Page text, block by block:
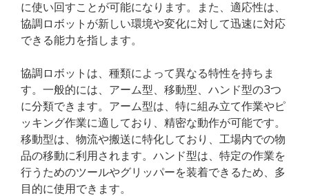
に使い回すことが可能になります。また、適応性は、
協調ロボットが新しい環境や変化に対して迅速に対応
できる能力を指します。
協調ロボットは、種類によって異なる特性を持ちま
す。一般的には、アーム型、移動型、ハンド型の3つ
に分類できます。アーム型は、特に組み立て作業やピ
ッキング作業に適しており、精密な動作が可能です。
移動型は、物流や搬送に特化しており、工場内での物
品の移動に利用されます。ハンド型は、特定の作業を
行うためのツールやグリッパーを装着できるため、多
目的に使用できます。